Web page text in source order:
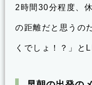
2時間30分程度、
の距離だと思うの
くでしょ！？」と